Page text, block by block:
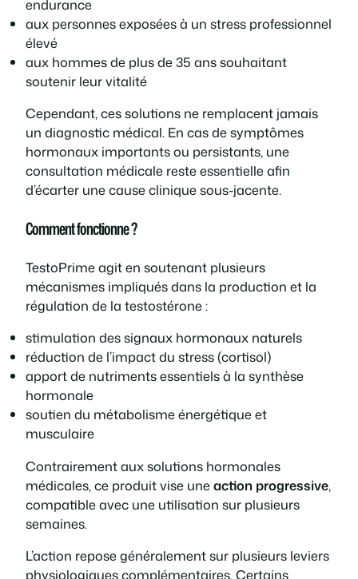
endurance
aux personnes exposées à un stress professionnel
élevé
aux hommes de plus de 35 ans souhaitant
soutenir leur vitalité
Cependant, ces solutions ne remplacent jamais
un diagnostic médical. En cas de symptômes
hormonaux importants ou persistants, une
consultation médicale reste essentielle afin
d’écarter une cause clinique sous-jacente.
Comment fonctionne ?
TestoPrime agit en soutenant plusieurs
mécanismes impliqués dans la production et la
régulation de la testostérone :
stimulation des signaux hormonaux naturels
réduction de l’impact du stress (cortisol)
apport de nutriments essentiels à la synthèse
hormonale
soutien du métabolisme énergétique et
musculaire
Contrairement aux solutions hormonales
médicales, ce produit vise uneaction progressive,
compatible avec une utilisation sur plusieurs
semaines.
L’action repose généralement sur plusieurs leviers
physiologiques complémentaires. Certains